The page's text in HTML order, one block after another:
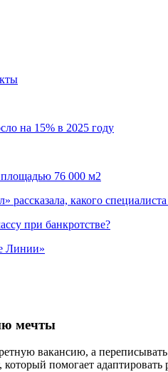
на 15% в 2025 году
76 000 м2
рассказала, какого
при банкротстве?
Линии»
мечты
вакансию, а
помогает